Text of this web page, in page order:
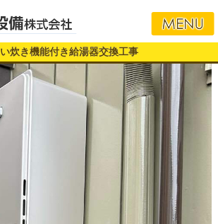
炊き機能付き給湯器交換工事